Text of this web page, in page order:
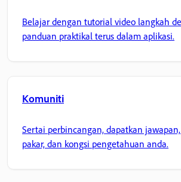
Belajar dengan tutorial video langkah
panduan praktikal terus dalam aplikasi.
Komuniti
Sertai perbincangan, dapatkan
pakar, dan kongsi pengetahuan anda.